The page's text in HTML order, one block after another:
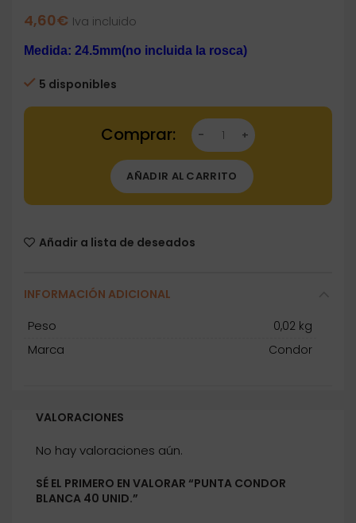
4,60€ Iva incluido
Medida: 24.5mm(no incluida la rosca)
5 disponibles
Punta Condor Blanca 40 unid. cantidad
AÑADIR AL CARRITO
Añadir a lista de deseados
INFORMACIÓN ADICIONAL
Peso 0,02 kg
Marca Condor
VALORACIONES
No hay valoraciones aún.
SÉ EL PRIMERO EN VALORAR “PUNTA CONDOR
BLANCA 40 UNID.”